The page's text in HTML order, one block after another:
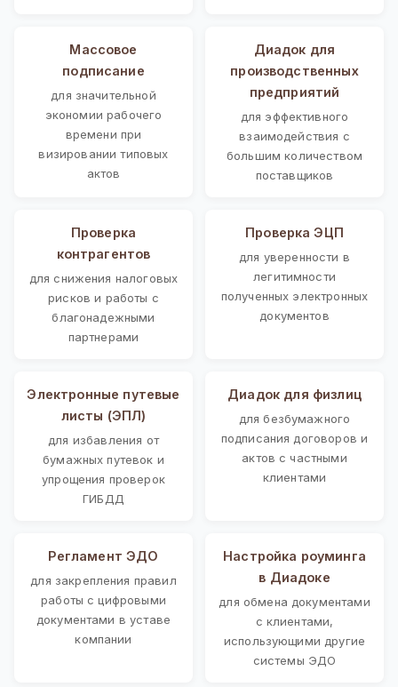
Массовое
подписание
для значительной
экономии рабочего
времени при
визировании типовых
актов
Диадок для
производственных
предприятий
для эффективного
взаимодействия с
большим количеством
поставщиков
Проверка
контрагентов
для снижения налоговых
рисков и работы с
благонадежными
партнерами
Проверка ЭЦП
для уверенности в
легитимности
полученных электронных
документов
Электронные путевые
листы (ЭПЛ)
для избавления от
бумажных путевок и
упрощения проверок
ГИБДД
Диадок для физлиц
для безбумажного
подписания договоров и
актов с частными
клиентами
Регламент ЭДО
для закрепления правил
работы с цифровыми
документами в уставе
компании
Настройка роуминга
в Диадоке
для обмена документами
с клиентами,
использующими другие
системы ЭДО